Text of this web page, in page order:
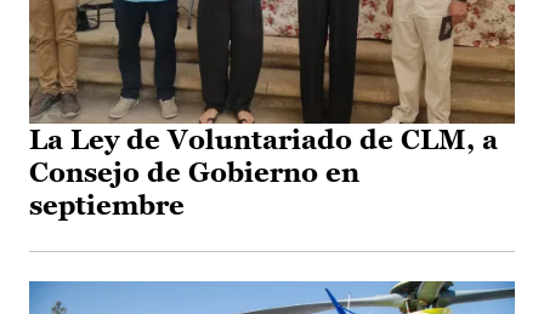
La Ley de Voluntariado de CLM, a
Consejo de Gobierno en
septiembre